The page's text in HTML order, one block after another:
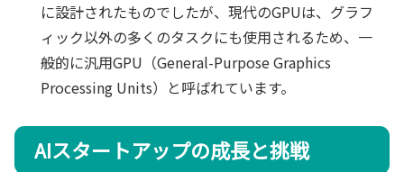
に設計されたものでしたが、現代のGPUは、グラフ
ィック以外の多くのタスクにも使用されるため、一
般的に汎用GPU（General-Purpose Graphics
Processing Units）と呼ばれています。
AIスタートアップの成長と挑戦